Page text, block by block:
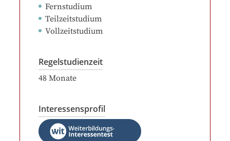
Fernstudium
Teilzeitstudium
Vollzeitstudium
Regelstudienzeit
48 Monate
Interessensprofil